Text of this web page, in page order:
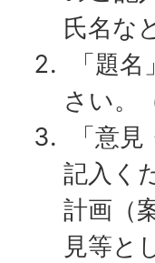
氏名な
「題
さい。
「意
記入く
計画（
見等と